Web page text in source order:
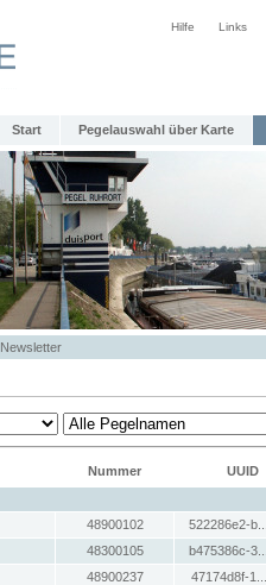
Hilfe Links
Start Pegelauswahl über Karte
Newsletter
Nummer UUID
48900102 522286e2-b...
48300105 b475386c-3...
48900237 47174d8f-1...